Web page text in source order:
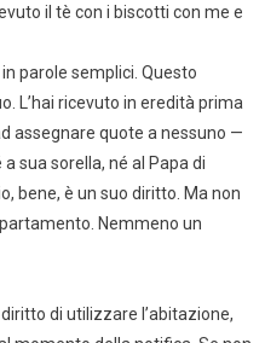
il tè con i biscotti con me e
parole semplici. Questo
L’hai ricevuto in eredità prima
assegnare quote a nessuno —
sua sorella, né al Papa di
bene, è un suo diritto. Ma non
Nemmeno un
di utilizzare l’abitazione,